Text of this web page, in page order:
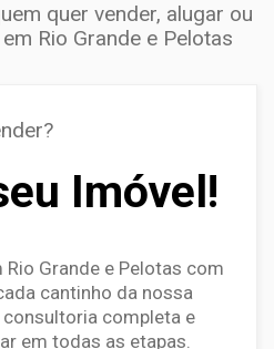
quer vender, alugar ou
Rio Grande e Pelotas
Imóvel!
Grande e Pelotas com
cantinho da nossa
completa e
em todas as etapas.